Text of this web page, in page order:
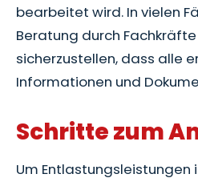
bearbeitet wird. In vielen
Beratung durch
sicherzustellen, dass alle
Informationen und
Schritte zum
Um Entlastungsleistungen